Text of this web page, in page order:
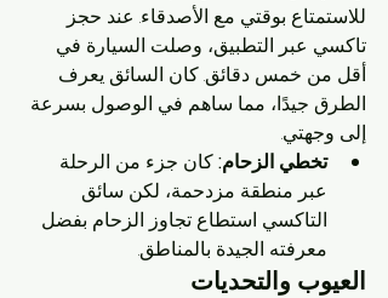
للاستمتاع بوقتي مع الأصدقاء. عند حجز
تاكسي عبر التطبيق، وصلت السيارة في
أقل من خمس دقائق. كان السائق يعرف
الطرق جيدًا، مما ساهم في الوصول بسرعة
إلى وجهتي.
تخطي الزحام: كان جزء من الرحلة
عبر منطقة مزدحمة، لكن سائق
التاكسي استطاع تجاوز الزحام بفضل
معرفته الجيدة بالمناطق.
العيوب والتحديات